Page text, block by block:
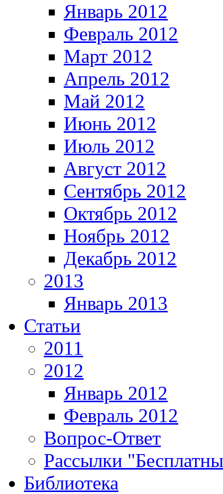
Январь 2012
Февраль 2012
Март 2012
Апрель 2012
Май 2012
Июнь 2012
Июль 2012
Август 2012
Сентябрь 2012
Октябрь 2012
Ноябрь 2012
Декабрь 2012
2013
Январь 2013
Статьи
2011
2012
Январь 2012
Февраль 2012
Вопрос-Ответ
Рассылки
Библиотека